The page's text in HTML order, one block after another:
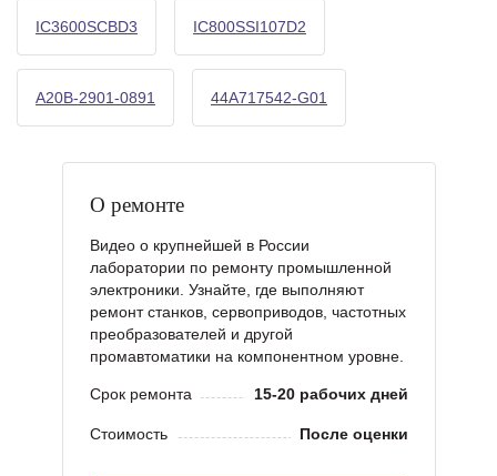
IC3600SCBD3 IC800SSI107D2
A20B-2901-0891 44A717542-G01
О ремонте
Видео о крупнейшей в России
лаборатории по ремонту промышленной
электроники. Узнайте, где выполняют
ремонт станков, сервоприводов, частотных
преобразователей и другой
промавтоматики на компонентном уровне.
Срок ремонта 15-20 рабочих дней
Стоимость После оценки